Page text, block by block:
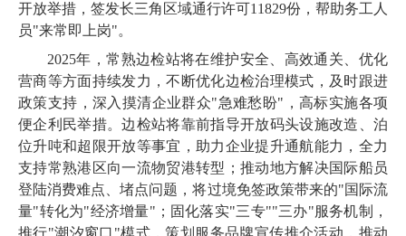
开放举措，签发长三角区域通行许可11829份，帮助务工人
员"来常即上岗"。
2025年，常熟边检站将在维护安全、高效通关、优化
营商等方面持续发力，不断优化边检治理模式，及时跟进
政策支持，深入摸清企业群众"急难愁盼"，高标实施各项
便企利民举措。边检站将靠前指导开放码头设施改造、泊
位升吨和超限开放等事宜，助力企业提升通航能力，全力
支持常熟港区向一流物贸港转型；推动地方解决国际船员
登陆消费难点、堵点问题，将过境免签政策带来的"国际流
量"转化为"经济增量"；固化落实"三专""三办"服务机制，